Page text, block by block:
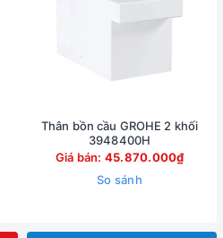
Thân bồn cầu GROHE 2 khối
3948400H
Giá bán: 45.870.000₫
So sánh